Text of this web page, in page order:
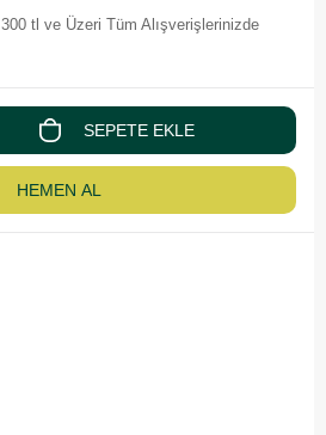
İndirim
tl ve Üzeri Tüm Alışverişlerinizde